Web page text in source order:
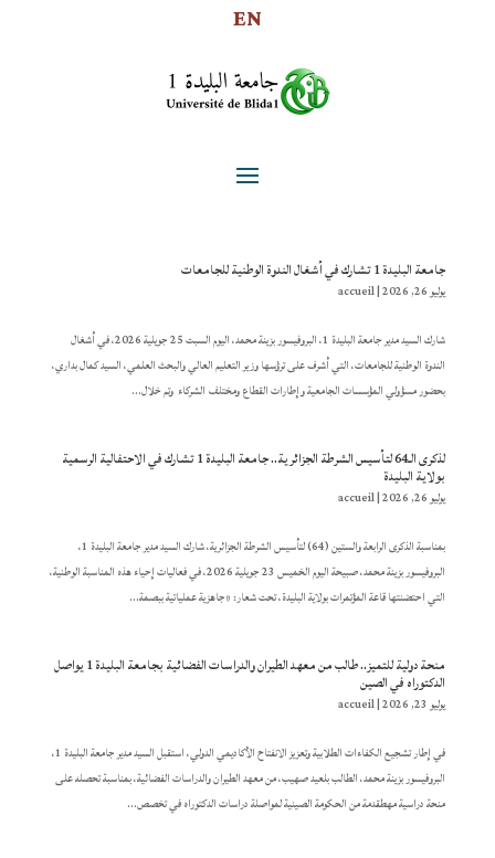
EN
جامعة البليدة 1 تشارك في أشغال الندوة الوطنية للجامعات
يوليو 26, 2026 |
accueil
شارك السيد مدير جامعة البليدة 1، البروفيسور بزينة محمد، اليوم السبت 25 جويلية 2026، في أشغال
الندوة الوطنية للجامعات، التي أشرف على ترؤسها وزير التعليم العالي والبحث العلمي، السيد كمال بداري،
بحضور مسؤولي المؤسسات الجامعية وإطارات القطاع ومختلف الشركاء وتم خلال...
لذكرى الـ64 لتأسيس الشرطة الجزائرية.. جامعة البليدة 1 تشارك في الاحتفالية الرسمية
بولاية البليدة
يوليو 26, 2026 |
accueil
بمناسبة الذكرى الرابعة والستين (64) لتأسيس الشرطة الجزائرية، شارك السيد مدير جامعة البليدة 1،
البروفيسور بزينة محمد، صبيحة اليوم الخميس 23 جويلية 2026، في فعاليات إحياء هذه المناسبة الوطنية،
التي احتضنتها قاعة المؤتمرات بولاية البليدة، تحت شعار: «جاهزية عملياتية ببصمة...
منحة دولية للتميز.. طالب من معهد الطيران والدراسات الفضائية بجامعة البليدة 1 يواصل
الدكتوراه في الصين
يوليو 23, 2026 |
accueil
في إطار تشجيع الكفاءات الطلابية وتعزيز الانفتاح الأكاديمي الدولي، استقبل السيد مدير جامعة البليدة 1،
البروفيسور بزينة محمد، الطالب بلعيد صهيب، من معهد الطيران والدراسات الفضائية، بمناسبة تحصله على
منحة دراسية مهطقدمة من الحكومة الصينية لمواصلة دراسات الدكتوراه في تخصص...